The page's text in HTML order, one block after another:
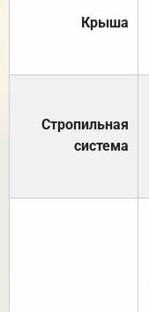
Крыша
Стропильная
система